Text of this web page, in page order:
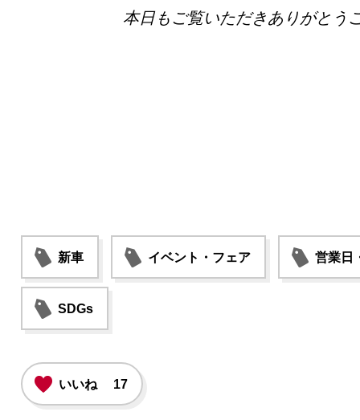
本日もご覧いただきありがと
新車 イベント・フェア 営業日
SDGs
いいね 17